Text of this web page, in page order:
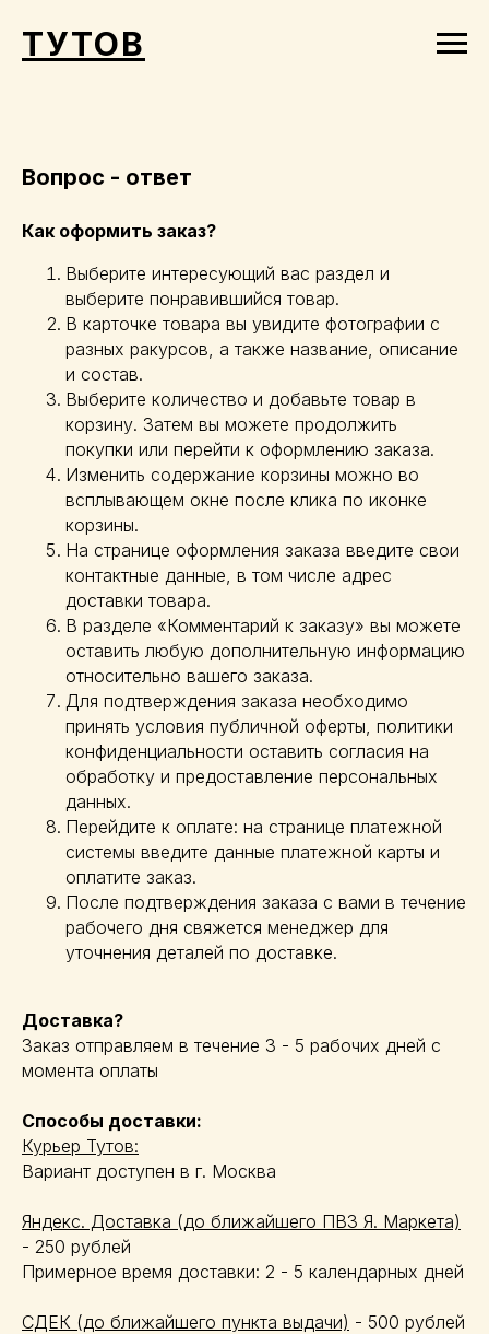
ТУТОВ
Вопрос - ответ
Как оформить заказ?
Выберите интересующий вас раздел и
выберите понравившийся товар.
В карточке товара вы увидите фотографии с
разных ракурсов, а также название, описание
и состав.
Выберите количество и добавьте товар в
корзину. Затем вы можете продолжить
покупки или перейти к оформлению заказа.
Изменить содержание корзины можно во
всплывающем окне после клика по иконке
корзины.
На странице оформления заказа введите свои
контактные данные, в том числе адрес
доставки товара.
В разделе «Комментарий к заказу» вы можете
оставить любую дополнительную информацию
относительно вашего заказа.
Для подтверждения заказа необходимо
принять условия публичной оферты, политики
конфиденциальности оставить согласия на
обработку и предоставление персональных
данных.
Перейдите к оплате: на странице платежной
системы введите данные платежной карты и
оплатите заказ.
После подтверждения заказа с вами в течение
рабочего дня свяжется менеджер для
уточнения деталей по доставке.
Доставка?
Заказ отправляем в течение 3 - 5 рабочих дней с
момента оплаты
Способы доставки:
Курьер Тутов:
Вариант доступен в г. Москва
Яндекс. Доставка (до ближайшего ПВЗ Я. Маркета)
- 250 рублей
Примерное время доставки: 2 - 5 календарных дней
СДЕК (до ближайшего пункта выдачи) - 500 рублей